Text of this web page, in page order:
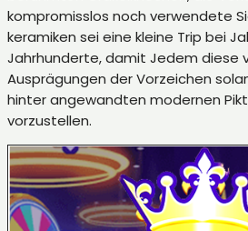
kompromisslos noch verwendete
keramiken sei eine kleine Trip bei
Jahrhunderte, damit Jedem diese
Ausprägungen der Vorzeichen
hinter angewandten modernen
vorzustellen.